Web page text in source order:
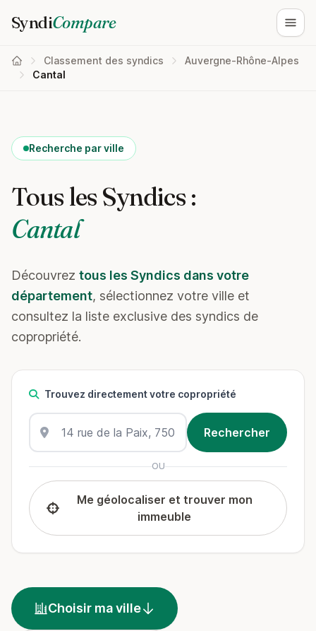
SyndiCompare
Classement des syndics
Auvergne-Rhône-Alpes
Cantal
Recherche par ville
Tous les Syndics :
Cantal
Découvrez tous les Syndics dans votre
département, sélectionnez votre ville et
consultez la liste exclusive des syndics de
copropriété.
Trouvez directement votre copropriété
OU
Me géolocaliser et trouver mon
immeuble
Choisir ma ville